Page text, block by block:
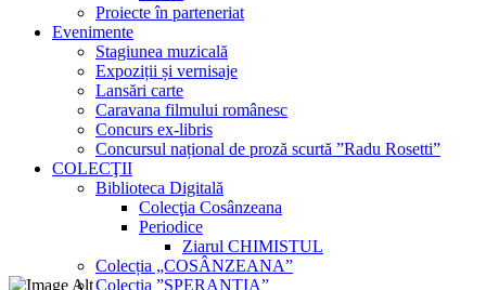
Proiecte în parteneriat
Evenimente
Stagiunea muzicală
Expoziții și vernisaje
Lansări carte
Caravana filmului românesc
Concurs ex-libris
Concursul național de proză scurtă ”Radu Rosetti”
COLECŢII
Biblioteca Digitală
Colecţia Cosânzeana
Periodice
Ziarul CHIMISTUL
Colecția „COSÂNZEANA”
Colecția ”SPERANȚIA”